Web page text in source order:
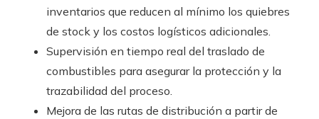
inventarios que reducen al mínimo los quiebres
de stock y los costos logísticos adicionales.
Supervisión en tiempo real del traslado de
combustibles para asegurar la protección y la
trazabilidad del proceso.
Mejora de las rutas de distribución a partir de